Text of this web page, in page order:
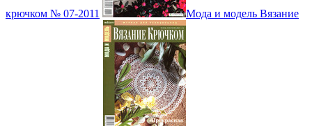
крючком № 07-2011 Мода и модель Вязание